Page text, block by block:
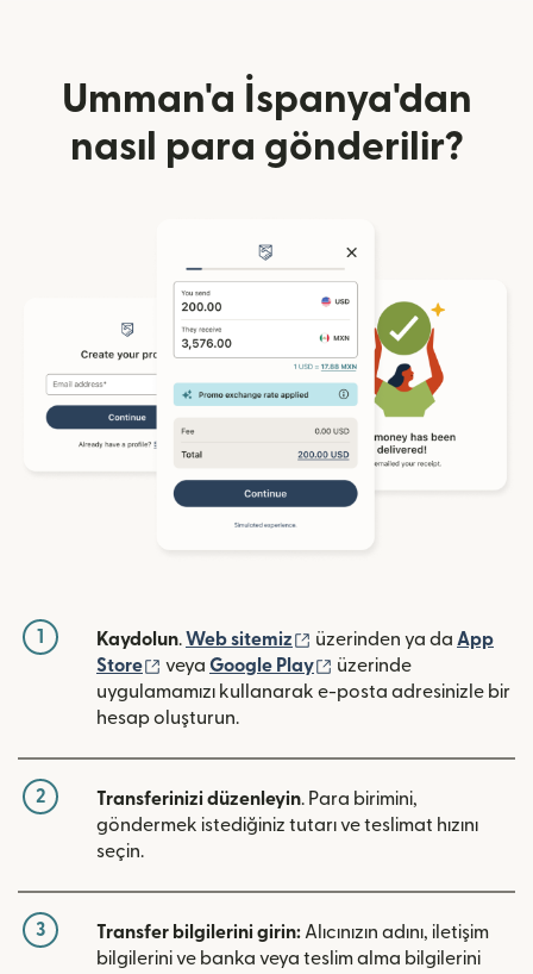
Umman'a İspanya'dan
nasıl para gönderilir?
1 Kaydolun.Web sitemiz (yeni pencerede açılır)
üzerinden ya da App
Store
(yeni pencerede açılır)
veya Google Play (yeni pencerede açılır)
üzerinde
uygulamamızı kullanarak e-posta adresinizle bir
hesap oluşturun.
2 Transferinizi düzenleyin. Para birimini,
göndermek istediğiniz tutarı ve teslimat hızını
seçin.
3 Transfer bilgilerini girin: Alıcınızın adını, iletişim
bilgilerini ve banka veya teslim alma bilgilerini